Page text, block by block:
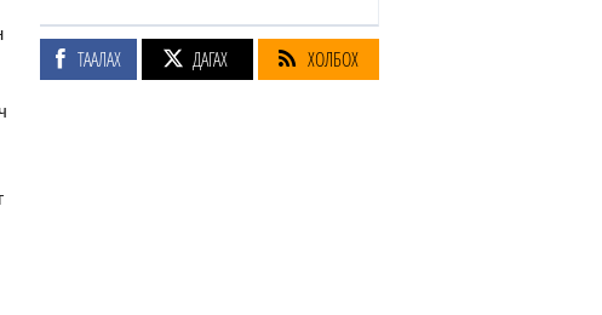
Екатеринбург хот дахь
ТААЛАХ ДАГАХ ХОЛБОХ